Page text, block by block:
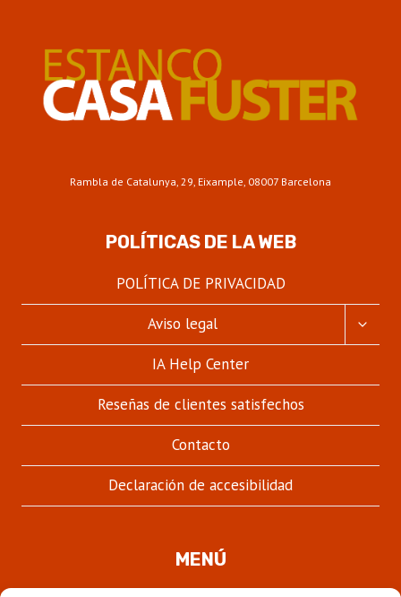
Rambla de Catalunya, 29, Eixample, 08007 Barcelona
POLÍTICAS DE LA WEB
POLÍTICA DE PRIVACIDAD
Aviso legal
IA Help Center
Reseñas de clientes satisfechos
Contacto
Declaración de accesibilidad
MENÚ